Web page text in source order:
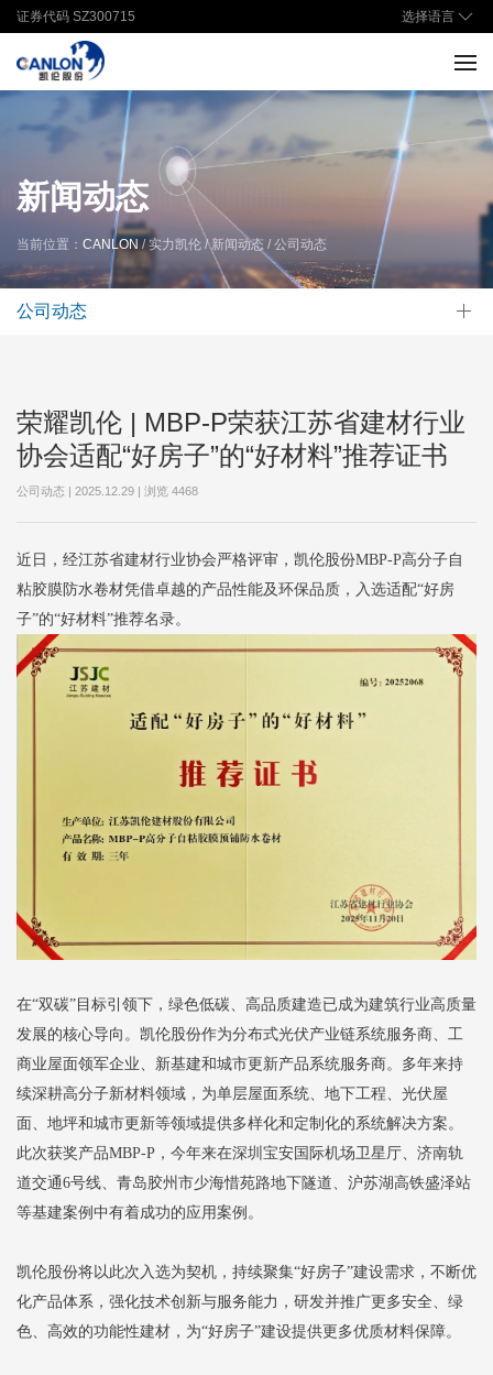
证券代码 SZ300715 选择语言
新闻动态
当前位置： CANLON / 实力凯伦 / 新闻动态 / 公司动态
公司动态
荣耀凯伦 | MBP-P荣获江苏省建材行业
协会适配“好房子”的“好材料”推荐证书
公司动态 | 2025.12.29 | 浏览 4468
近日，经江苏省建材行业协会严格评审，凯伦股份MBP-P高分子自
粘胶膜防水卷材凭借卓越的产品性能及环保品质，入选适配“好房
子”的“好材料”推荐名录。
在“双碳”目标引领下，绿色低碳、高品质建造已成为建筑行业高质量
发展的核心导向。凯伦股份作为分布式光伏产业链系统服务商、工
商业屋面领军企业、新基建和城市更新产品系统服务商。多年来持
续深耕高分子新材料领域，为单层屋面系统、地下工程、光伏屋
面、地坪和城市更新等领域提供多样化和定制化的系统解决方案。
此次获奖产品MBP-P，今年来在深圳宝安国际机场卫星厅、济南轨
道交通6号线、青岛胶州市少海惜苑路地下隧道、沪苏湖高铁盛泽站
等基建案例中有着成功的应用案例。
凯伦股份将以此次入选为契机，持续聚集“好房子”建设需求，不断优
化产品体系，强化技术创新与服务能力，研发并推广更多安全、绿
色、高效的功能性建材，为“好房子”建设提供更多优质材料保障。